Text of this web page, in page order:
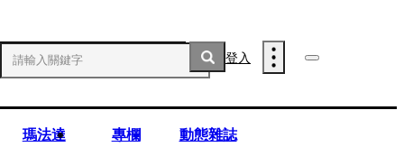
登入
瑪法達 專欄 動態雜誌